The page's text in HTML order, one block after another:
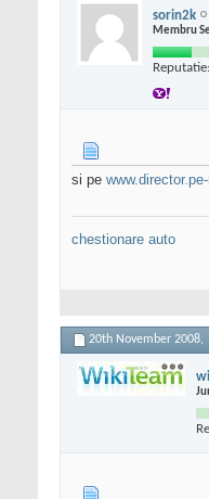
sorin2k
Membru
Reputatie:
si pe
chestionare auto
20th November 2008,